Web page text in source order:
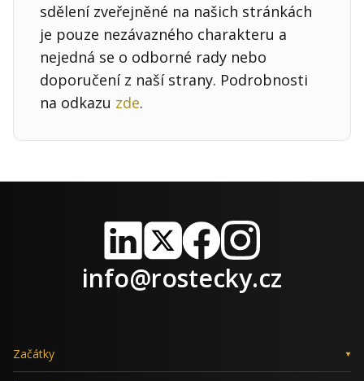
sdělení zveřejněné na našich stránkách
je pouze nezávazného charakteru a
nejedná se o odborné rady nebo
doporučení z naší strany. Podrobnosti
na odkazu zde.
LinkedIn
X FacebookInstagram
info@rostecky.cz
Začátky